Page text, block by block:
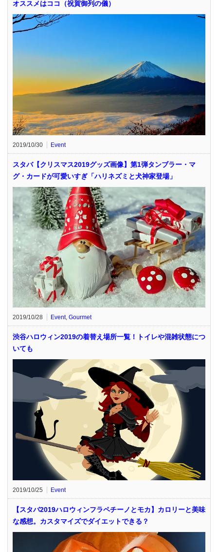
オススメはココ（祝賀御列の儀）
2019/10/30 Event
スタバ【クリスマス2019グッズ画像】第1弾タンブラー・マ
グ・カードが可愛いすぎ「ハリネズミと犬神家登場」
2019/10/28 Event, Gourmet
渋谷ハロウィン2019の着替え場所一覧！トイレや混雑状態につ
いても
2019/10/25 Event
【スタバ2019ハロウィンフラペチーノとモカ】カロリーと美味
な感想。カスタマイズでダイエットできる？